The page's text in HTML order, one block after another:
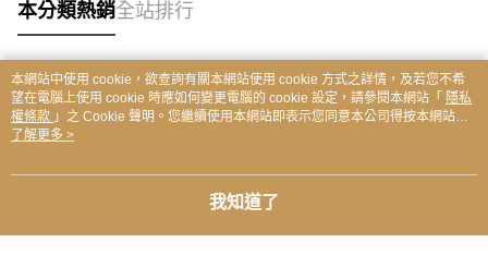
本分類熱銷全站排行
熱門標籤
本網站中使用 cookie，欲查詢有關本網站使用 cookie 方式之詳情，及若您不希
望在電腦上使用 cookie 時應如何變更電腦的 cookie 設定，請參閱本網站「 隱私
權條款 」之 Cookie 聲明。您繼續使用本網站即表示您同意本公司得按本網站使
用條款之 Cookie 聲明使用 cookie。
了解更多 >
我知道了